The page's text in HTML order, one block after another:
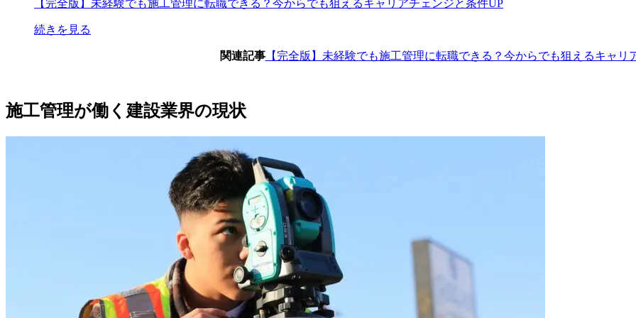
【完全版】未経験でも施工管理に転職できる？今からでも狙えるキャリアチェンジと条件UP
続きを見る
関連記事【完全版】未経験でも施工管理に転職できる？今からでも狙えるキャリ
施工管理が働く建設業界の現状